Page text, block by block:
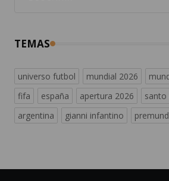
TEMAS
universo futbol mundial 2026
fifa
españa apertura 2026
santo
argentina
gianni infantino